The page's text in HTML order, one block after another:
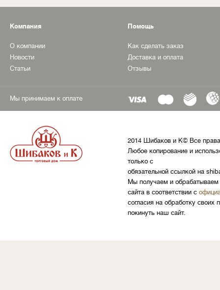
Компания
О компании
Новости
Статьи
Помощь
Как сделать заказ
Доставка и оплата
Отзывы
Мы принимаем к оплате
2014 Шибаков и К© Все
Любое копирование и
только с
обязательной ссылкой на
Мы получаем и обрабатываем
сайта в соответствии с
согласия на обработку
покинуть наш сайт.